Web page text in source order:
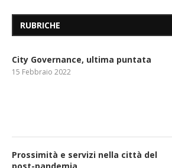
RUBRICHE
City Governance, ultima puntata
15 Febbraio 2022
Prossimità e servizi nella città del